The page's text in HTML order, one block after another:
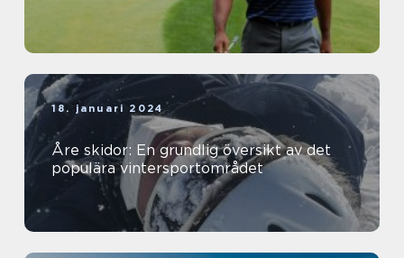
18. januari 2024
Åre skidor: En grundlig översikt av det
populära vintersportområdet